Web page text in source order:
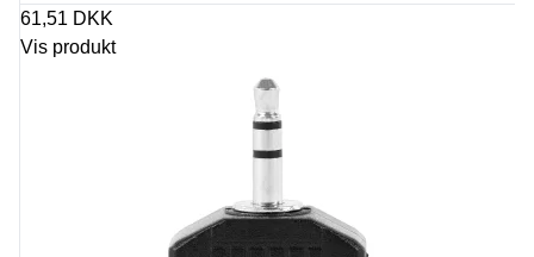
61,51 DKK
Vis produkt